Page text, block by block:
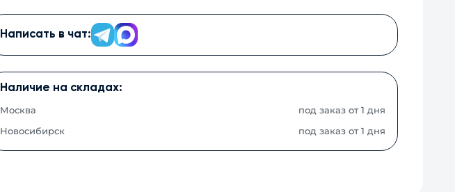
Написать в чат:
Наличие на складах:
Москва
под заказ от 1 дня
Новосибирск
под заказ от 1 дня